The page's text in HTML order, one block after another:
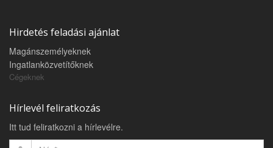
Hirdetés feladási ajánlat
Magánszemélyeknek
Ingatlanközvetítőknek
Cégeknek
Hírlevél feliratkozás
Itt tud feliratkozni a hírlevélre.